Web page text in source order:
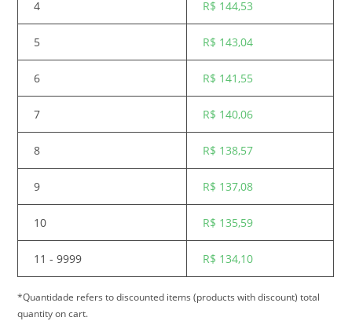
4 R$ 144,53
5 R$ 143,04
6 R$ 141,55
7 R$ 140,06
8 R$ 138,57
9 R$ 137,08
10 R$ 135,59
11 - 9999 R$ 134,10
*Quantidade refers to discounted items (products with discount) total
quantity on cart.